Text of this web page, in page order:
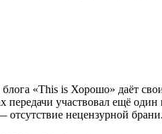
«This is Хорошо» даёт
участвовал ещё
отсутствие нецензурной брани.